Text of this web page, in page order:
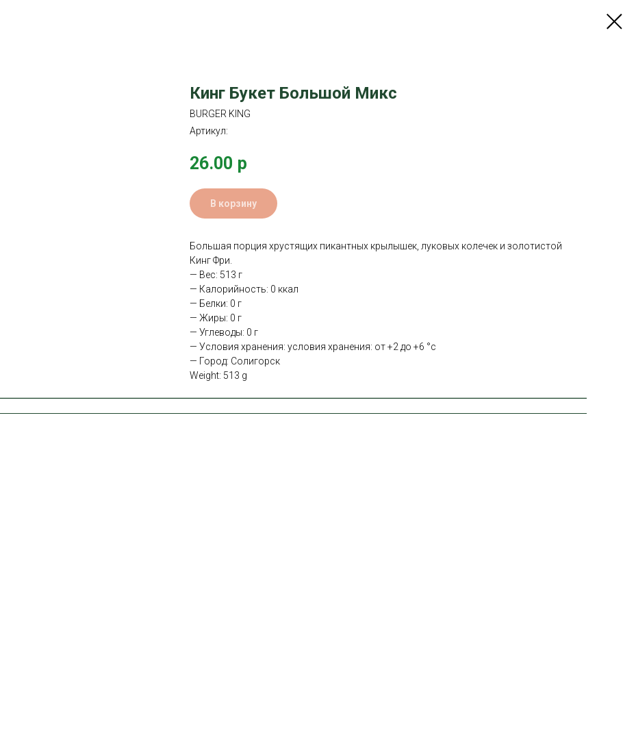
Кинг Букет Большой Микс
BURGER KING
Артикул:
26.00 р
В корзину
Большая порция хрустящих пикантных крылышек, луковых колечек и золотистой
Кинг Фри.
— Вес: 513 г
— Калорийность: 0 ккал
— Белки: 0 г
— Жиры: 0 г
— Углеводы: 0 г
— Условия хранения: условия хранения: от +2 до +6 °с
— Город: Солигорск
Weight: 513 g